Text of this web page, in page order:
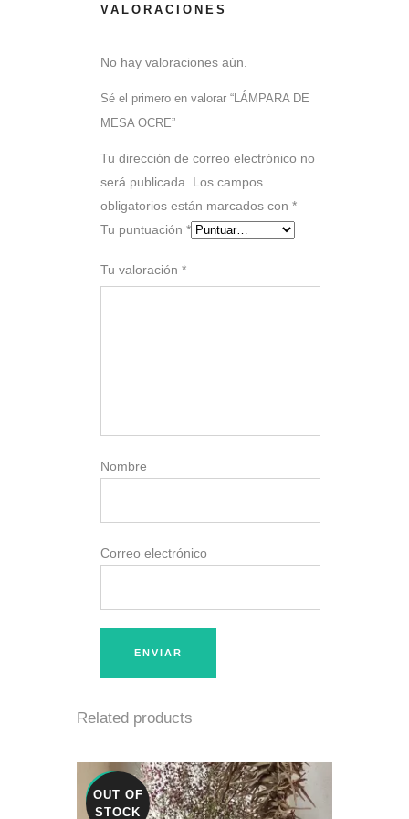
VALORACIONES
No hay valoraciones aún.
Sé el primero en valorar “LÁMPARA DE
MESA OCRE”
Tu dirección de correo electrónico no
será publicada. Los campos
obligatorios están marcados con *
Tu puntuación *
Tu valoración *
Nombre
Correo electrónico
Related products
SALE
OUT OF
STOCK